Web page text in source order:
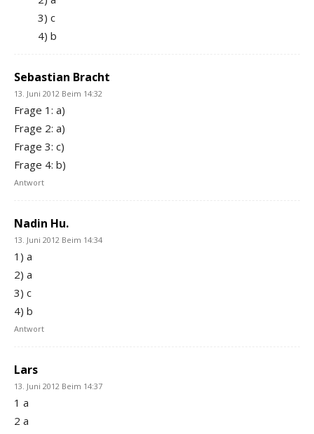
3) c
4) b
Sebastian Bracht
13. Juni 2012 Beim 14:32
Frage 1: a)
Frage 2: a)
Frage 3: c)
Frage 4: b)
Antwort
Nadin Hu.
13. Juni 2012 Beim 14:34
1) a
2) a
3) c
4) b
Antwort
Lars
13. Juni 2012 Beim 14:37
1 a
2 a